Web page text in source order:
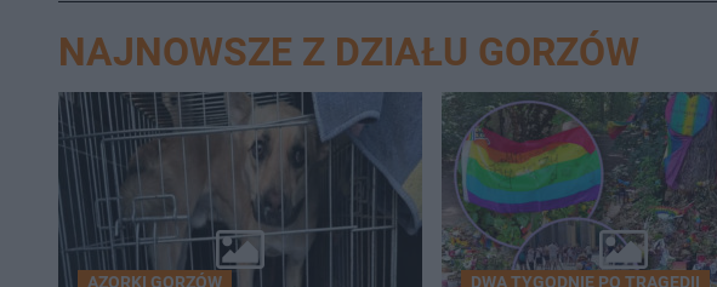
NAJNOWSZE Z DZIAŁU GORZÓW
AZORKI GORZÓW DWA TYGODNIE PO TRAGEDII